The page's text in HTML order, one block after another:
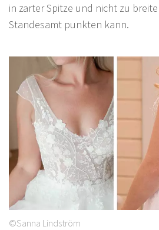
in zarter Spitze und nicht zu
Standesamt punkten kann.
©Sanna Lindström